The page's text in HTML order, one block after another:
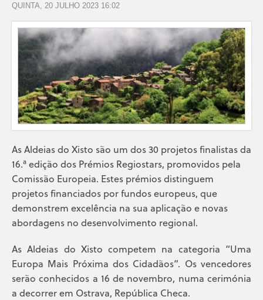
QUINTA, 20 JULHO 2023 16:02
As Aldeias do Xisto são um dos 30 projetos finalistas da
16.ª edição dos Prémios Regiostars, promovidos pela
Comissão Europeia. Estes prémios distinguem
projetos financiados por fundos europeus, que
demonstrem excelência na sua aplicação e novas
abordagens no desenvolvimento regional.
As Aldeias do Xisto competem na categoria “Uma
Europa Mais Próxima dos Cidadãos”. Os vencedores
serão conhecidos a 16 de novembro, numa cerimónia
a decorrer em Ostrava, República Checa.